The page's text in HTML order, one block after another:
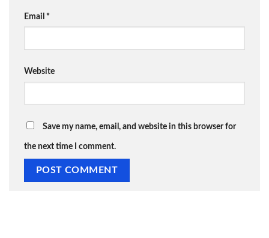
Email *
Website
Save my name, email, and website in this browser for
the next time I comment.